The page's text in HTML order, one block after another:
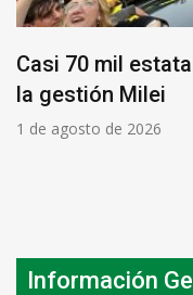
Casi 70 mil
la gestión Milei
1 de agosto de 2026
Información